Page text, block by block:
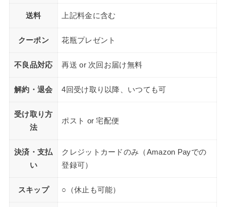
送料 上記料金に含む
クーポン 花瓶プレゼント
不良品対応 再送 or 次回お届け無料
解約・退会 4回受け取り以降、いつても可
受け取り方
法
ポスト or 宅配便
決済・支払
い
クレジットカードのみ（Amazon Payでの
登録可）
スキップ ○（休止も可能）